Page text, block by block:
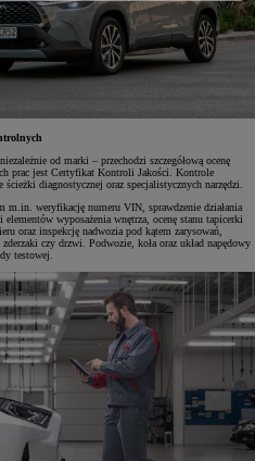
od marki – przechodzi szczegółową ocenę
prac jest Certyfikat Kontroli Jakości. Kontrole
diagnostycznej oraz specjalistycznych narzędzi.
weryfikację numeru VIN, sprawdzenie działania
wyposażenia wnętrza, ocenę stanu tapicerki
oraz inspekcję nadwozia pod kątem zarysowań,
czy drzwi. Podwozie, koła oraz układ napędowy
testowej.